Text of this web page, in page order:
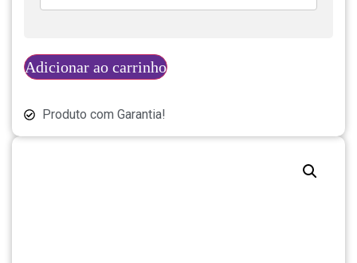
Adicionar ao carrinho
Produto com Garantia!